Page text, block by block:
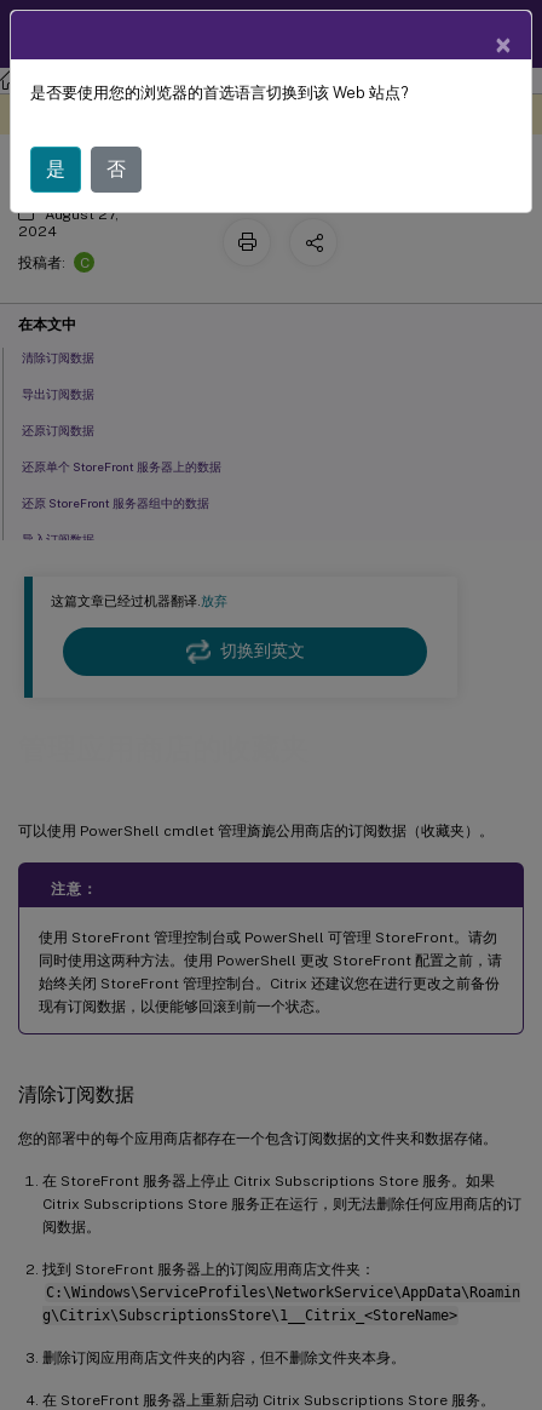
StoreFront StoreFront 2203
这篇文章已经过机器翻译.放弃
切换到英文
可以使用 PowerShell cmdlet 管理旖旎公用商店的订阅数据（收藏夹）。
注意：
使用 StoreFront 管理控制台或 PowerShell 可管理 StoreFront。请勿
同时使用这两种方法。使用 PowerShell 更改 StoreFront 配置之前，请
始终关闭 StoreFront 管理控制台。Citrix 还建议您在进行更改之前备份
现有订阅数据，以便能够回滚到前一个状态。
清除订阅数据
您的部署中的每个应用商店都存在一个包含订阅数据的文件夹和数据存储。
在 StoreFront 服务器上停止 Citrix Subscriptions Store 服务。如果
Citrix Subscriptions Store 服务正在运行，则无法删除任何应用商店的订
阅数据。
找到 StoreFront 服务器上的订阅应用商店文件夹：
C:\Windows\ServiceProfiles\NetworkService\AppData\Roamin
g\Citrix\SubscriptionsStore\1__Citrix_<StoreName>
删除订阅应用商店文件夹的内容，但不删除文件夹本身。
在 StoreFront 服务器上重新启动 Citrix Subscriptions Store 服务。
管理应用商店的收藏夹
August 27,
2024
投稿者:
C
在本文中
清除订阅数据
导出订阅数据
还原订阅数据
还原单个 StoreFront 服务器上的数据
还原 StoreFront 服务器组中的数据
导入订阅数据
订阅数据文件详细信息
应用商店订阅计数器
×
是否要使用您的浏览器的首选语言切换到该 Web 站点?
是 否